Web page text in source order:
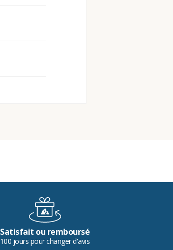
Satisfait ou remboursé
100 jours pour changer d'avis